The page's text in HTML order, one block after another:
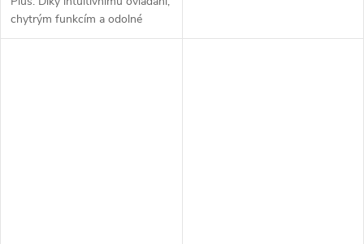
chytrým funkcím a odolné
konstrukci je...